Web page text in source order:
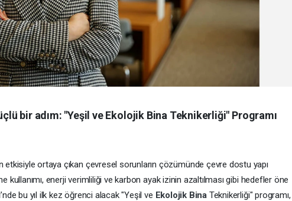
bir adım: "Yeşil ve Ekolojik Bina Teknikerliği" Programı
etkisiyle ortaya çıkan çevresel sorunların çözümünde çevre dostu yapı
kullanımı, enerji verimliliği ve karbon ayak izinin azaltılması gibi hedefler öne
bu yıl ilk kez öğrenci alacak "Yeşil ve Ekolojik Bina Teknikerliği" programı,